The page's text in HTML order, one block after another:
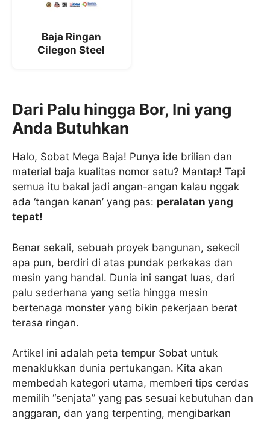
Baja Ringan
Cilegon Steel
Dari Palu hingga Bor, Ini yang
Anda Butuhkan
Halo, Sobat Mega Baja! Punya ide brilian dan
material baja kualitas nomor satu? Mantap! Tapi
semua itu bakal jadi angan-angan kalau nggak
ada ‘tangan kanan’ yang pas: peralatan yang
tepat!
Benar sekali, sebuah proyek bangunan, sekecil
apa pun, berdiri di atas pundak perkakas dan
mesin yang handal. Dunia ini sangat luas, dari
palu sederhana yang setia hingga mesin
bertenaga monster yang bikin pekerjaan berat
terasa ringan.
Artikel ini adalah peta tempur Sobat untuk
menaklukkan dunia pertukangan. Kita akan
membedah kategori utama, memberi tips cerdas
memilih “senjata” yang pas sesuai kebutuhan dan
anggaran, dan yang terpenting, mengibarkan